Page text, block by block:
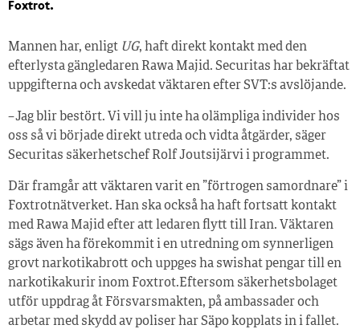
Foxtrot.
Mannen har, enligt UG, haft direkt kontakt med den
efterlysta gängledaren Rawa Majid. Securitas har bekräftat
uppgifterna och avskedat väktaren efter SVT:s avslöjande.
– Jag blir bestört. Vi vill ju inte ha olämpliga individer hos
oss så vi började direkt utreda och vidta åtgärder, säger
Securitas säkerhetschef Rolf Joutsijärvi i programmet.
Där framgår att väktaren varit en ”förtrogen samordnare” i
Foxtrotnätverket. Han ska också ha haft fortsatt kontakt
med Rawa Majid efter att ledaren flytt till Iran. Väktaren
sägs även ha förekommit i en utredning om synnerligen
grovt narkotika­brott och uppges ha swishat pengar till en
narkotikakurir inom Foxtrot.Eftersom säkerhetsbolaget
utför uppdrag åt Försvarsmakten, på ambassader och
arbetar med skydd av poliser har Säpo kopplats in i fallet.